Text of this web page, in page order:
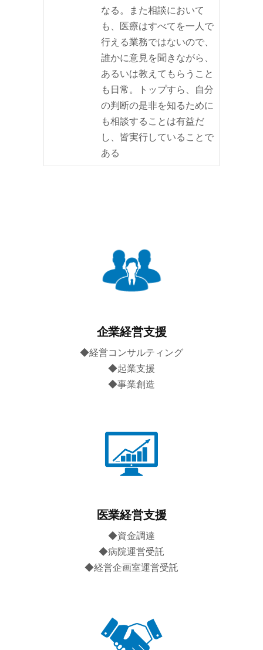
なる。また相談において
も、医療はすべてを一人で
行える業務ではないので、
誰かに意見を聞きながら、
あるいは教えてもらうこと
も日常。トップすら、自分
の判断の是非を知るために
も相談することは有益だ
し、皆実行していることで
ある
企業経営支援
◆経営コンサルティング
◆起業支援
◆事業創造
医業経営支援
◆資金調達
◆病院運営受託
◆経営企画室運営受託